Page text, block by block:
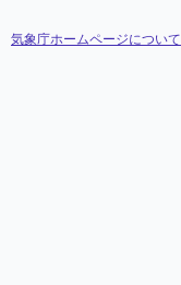
気象庁ホームページについて